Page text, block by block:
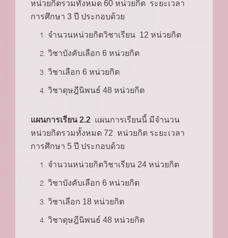
หน่วยกิตรวมทั้งหมด 60 หน่วยกิต ระยะเวลา
การศึกษา 3 ปี ประกอบด้วย
จำนวนหน่วยกิตวิชาเรียน 12 หน่วยกิต
วิชาบังคับเลือก 6 หน่วยกิต
วิชาเลือก 6 หน่วยกิต
วิชาดุษฎีนิพนธ์ 48 หน่วยกิต
แผนการเรียน 2.2 แผนการเรียนนี้ มีจำนวน
หน่วยกิตรวมทั้งหมด 72 หน่วยกิต ระยะเวลา
การศึกษา 5 ปี ประกอบด้วย
จำนวนหน่วยกิตวิชาเรียน 24 หน่วยกิต
วิชาบังคับเลือก 6 หน่วยกิต
วิชาเลือก 18 หน่วยกิต
วิชาดุษฎีนิพนธ์ 48 หน่วยกิต